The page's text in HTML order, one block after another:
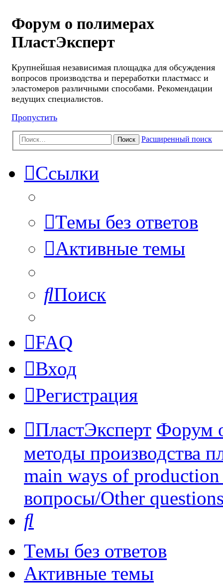
Форум о полимерах
ПластЭксперт
Крупнейшая независимая площадка для обсуждения
вопросов производства и переработки пластмасс и
эластомеров различными способами. Рекомендации
ведущих специалистов.
Пропустить
Поиск Расширенный поиск
Ссылки
Темы без ответов
Активные темы
Поиск
FAQ
Вход
Регистрация
ПластЭксперт Форум
методы производства
main ways of
вопросы/Other
Темы без ответов
Активные темы